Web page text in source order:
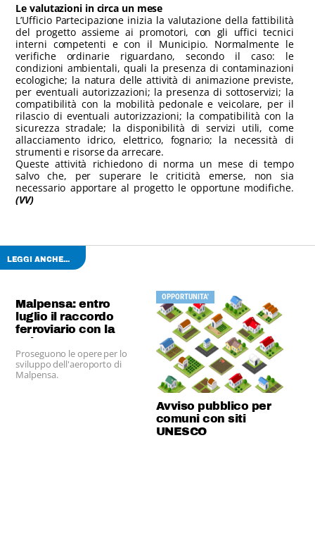
Le valutazioni in circa un mese
L’Ufficio Partecipazione inizia la valutazione della fattibilità
del progetto assieme ai promotori, con gli uffici tecnici
interni competenti e con il Municipio. Normalmente le
verifiche ordinarie riguardano, secondo il caso: le
condizioni ambientali, quali la presenza di contaminazioni
ecologiche; la natura delle attività di animazione previste,
per eventuali autorizzazioni; la presenza di sottoservizi; la
compatibilità con la mobilità pedonale e veicolare, per il
rilascio di eventuali autorizzazioni; la compatibilità con la
sicurezza stradale; la disponibilità di servizi utili, come
allacciamento idrico, elettrico, fognario; la necessità di
strumenti e risorse da arrecare.
Queste attività richiedono di norma un mese di tempo
salvo che, per superare le criticità emerse, non sia
necessario apportare al progetto le opportune modifiche.
(VV)
LEGGI ANCHE...
Malpensa: entro
luglio il raccordo
ferroviario con la
Svizzera
Proseguono le opere per lo
sviluppo dell'aeroporto di
Malpensa.
OPPORTUNITA'
Avviso pubblico per
comuni con siti
UNESCO